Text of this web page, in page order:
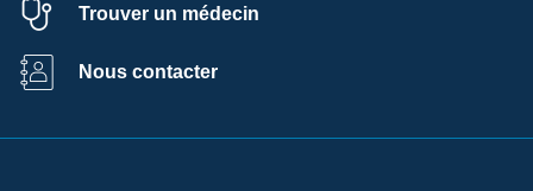
Trouver un médecin
Nous contacter